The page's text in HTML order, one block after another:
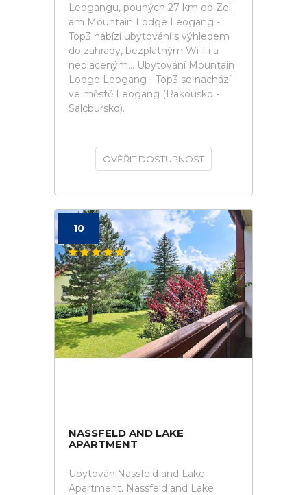
Leogangu, pouhých 27 km od Zell
am Mountain Lodge Leogang -
Top3 nabízí ubytování s výhledem
do zahrady, bezplatným Wi-Fi a
neplaceným... Ubytování Mountain
Lodge Leogang - Top3 se nachází
ve městě Leogang (Rakousko -
Salcbursko).
OVĚŘIT DOSTUPNOST
10
NASSFELD AND LAKE
APARTMENT
UbytováníNassfeld and Lake
Apartment. Nassfeld and Lake